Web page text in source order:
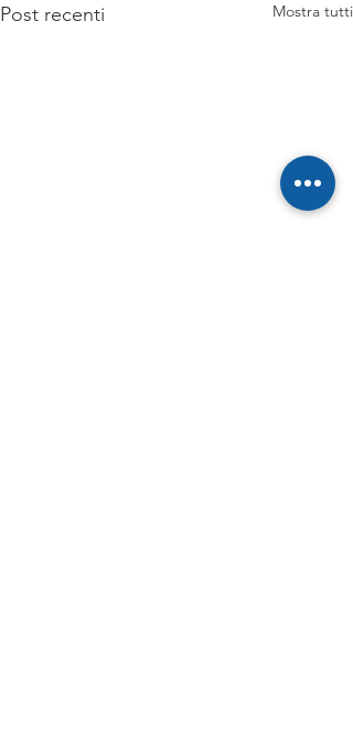
Post recenti Mostra tutti